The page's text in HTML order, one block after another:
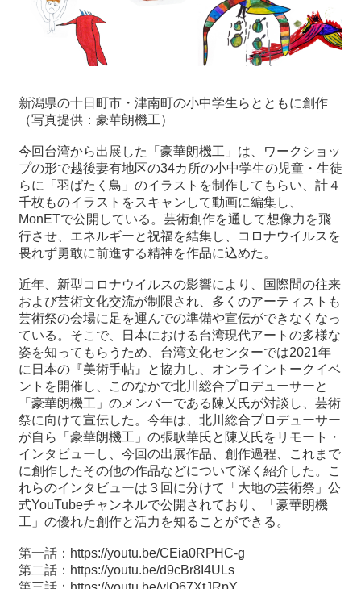
新潟県の十日町市・津南町の小中学生らとともに創作
（写真提供：豪華朗機工）
今回台湾から出展した「豪華朗機工」は、ワークショッ
プの形で越後妻有地区の34カ所の小中学生の児童・生徒
らに「羽ばたく鳥」のイラストを制作してもらい、計４
千枚ものイラストをスキャンして動画に編集し、
MonETで公開している。芸術創作を通して想像力を飛
行させ、エネルギーと祝福を結集し、コロナウイルスを
畏れず勇敢に前進する精神を作品に込めた。
近年、新型コロナウイルスの影響により、国際間の往来
および芸術文化交流が制限され、多くのアーティストも
芸術祭の会場に足を運んでの準備や宣伝ができなくなっ
ている。そこで、日本における台湾現代アートの多様な
姿を知ってもらうため、台湾文化センターでは2021年
に日本の『美術手帖』と協力し、オンライントークイベ
ントを開催し、このなかで北川総合プロデューサーと
「豪華朗機工」のメンバーである陳乂氏が対談し、芸術
祭に向けて宣伝した。今年は、北川総合プロデューサー
が自ら「豪華朗機工」の張耿華氏と陳乂氏をリモート・
インタビューし、今回の出展作品、創作過程、これまで
に創作したその他の作品などについて深く紹介した。こ
れらのインタビューは３回に分けて「大地の芸術祭」公
式YouTubeチャンネルで公開されており、「豪華朗機
工」の優れた創作と活力を知ることができる。
第一話： https://youtu.be/CEia0RPHC-g
第二話： https://youtu.be/d9cBr8I4ULs